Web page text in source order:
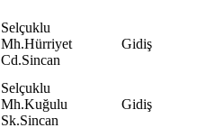
Selçuklu
Mh.Hürriyet
Cd.Sincan
Gidiş
Selçuklu
Mh.Kuğulu
Sk.Sincan
Gidiş